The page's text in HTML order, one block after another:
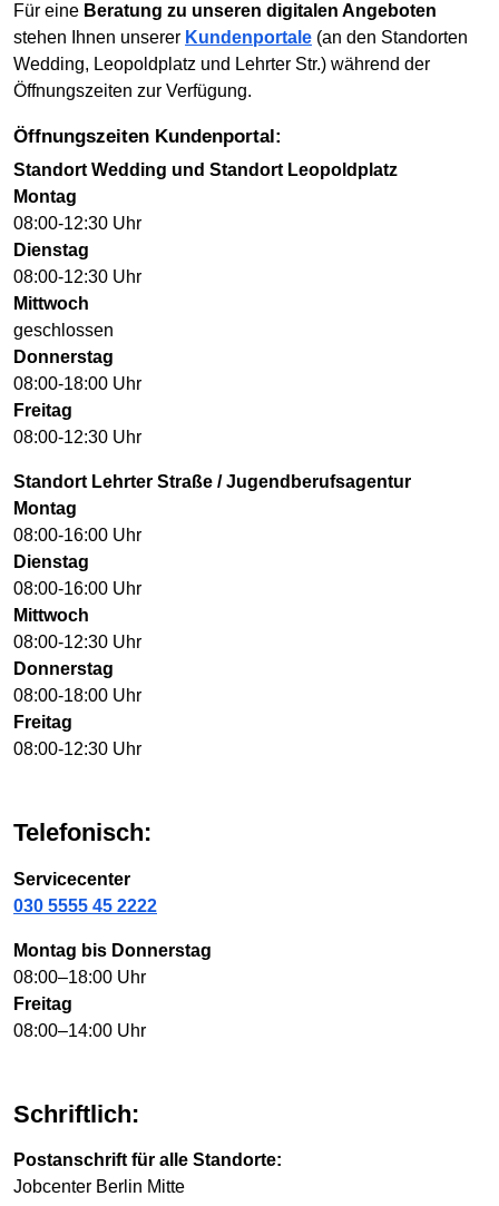
Für eine Beratung zu unseren digitalen Angeboten
stehen Ihnen unserer Kundenportale (an den Standorten
Wedding, Leopoldplatz und Lehrter Str.) während der
Öffnungszeiten zur Verfügung.
Öffnungszeiten Kundenportal:
Standort Wedding und Standort Leopoldplatz
Montag
08:00-12:30 Uhr
Dienstag
08:00-12:30 Uhr
Mittwoch
geschlossen
Donnerstag
08:00-18:00 Uhr
Freitag
08:00-12:30 Uhr
Standort Lehrter Straße / Jugendberufsagentur
Montag
08:00-16:00 Uhr
Dienstag
08:00-16:00 Uhr
Mittwoch
08:00-12:30 Uhr
Donnerstag
08:00-18:00 Uhr
Freitag
08:00-12:30 Uhr
Telefonisch:
Servicecenter
030 5555 45 2222
Montag bis Donnerstag
08:00–18:00 Uhr
Freitag
08:00–14:00 Uhr
Schriftlich:
Postanschrift für alle Standorte:
Jobcenter Berlin Mitte